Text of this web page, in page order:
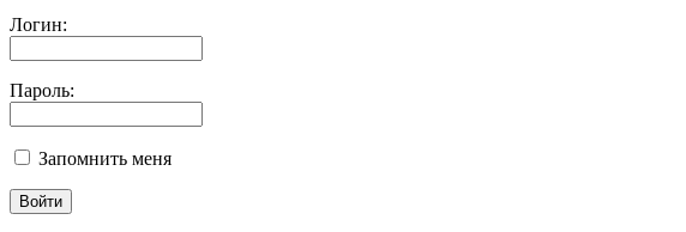
Логин:
Пароль:
Запомнить меня